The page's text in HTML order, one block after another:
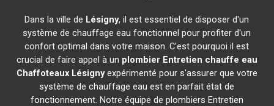
Dans la ville de Lésigny, il est essentiel de disposer d'un
système de chauffage eau fonctionnel pour profiter d'un
confort optimal dans votre maison. C'est pourquoi il est
crucial de faire appel à un plombier Entretien chauffe eau
Chaffoteaux Lésignyexpérimenté pour s'assurer que votre
système de chauffage eau est en parfait état de
fonctionnement. Notre équipe de plombiers Entretien